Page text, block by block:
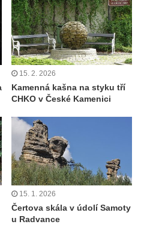
15. 2. 2026
Kamenná kašna na styku tří
CHKO v České Kamenici
15. 1. 2026
Čertova skála v údolí Samoty
u Radvance